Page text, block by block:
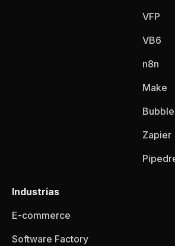
VFP
VB6
n8n
Make
Bubble
Zapier
Industrias
E-commerce
Software Factory